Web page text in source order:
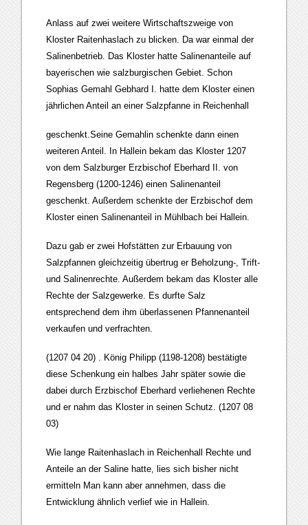
Anlass auf zwei weitere Wirtschaftszweige von
Kloster Raitenhaslach zu blicken. Da war einmal der
Salinenbetrieb. Das Kloster hatte Salinenanteile auf
bayerischen wie salzburgischen Gebiet. Schon
Sophias Gemahl Gebhard I. hatte dem Kloster einen
jährlichen Anteil an einer Salzpfanne in Reichenhall
geschenkt.Seine Gemahlin schenkte dann einen
weiteren Anteil. In Hallein bekam das Kloster 1207
von dem Salzburger Erzbischof Eberhard II. von
Regensberg (1200-1246) einen Salinenanteil
geschenkt. Außerdem schenkte der Erzbischof dem
Kloster einen Salinenanteil in Mühlbach bei Hallein.
Dazu gab er zwei Hofstätten zur Erbauung von
Salzpfannen gleichzeitig übertrug er Beholzung-, Trift-
und Salinenrechte. Außerdem bekam das Kloster alle
Rechte der Salzgewerke. Es durfte Salz
entsprechend dem ihm überlassenen Pfannenanteil
verkaufen und verfrachten.
(1207 04 20) . König Philipp (1198-1208) bestätigte
diese Schenkung ein halbes Jahr später sowie die
dabei durch Erzbischof Eberhard verliehenen Rechte
und er nahm das Kloster in seinen Schutz. (1207 08
03)
Wie lange Raitenhaslach in Reichenhall Rechte und
Anteile an der Saline hatte, lies sich bisher nicht
ermitteln Man kann aber annehmen, dass die
Entwicklung ähnlich verlief wie in Hallein.